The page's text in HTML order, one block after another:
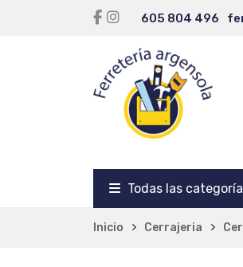
605 804 496
Todas las
Inicio Cerrajeria